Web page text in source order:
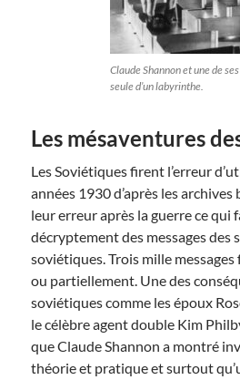
Claude Shannon et une de
seule d’un labyrinthe.
Les mésaventures
Les Soviétiques firent l’erreur
années 1930 d’après les
leur erreur après la guerre ce qui
décryptement des messages des
soviétiques. Trois mille
ou partiellement. Une des
soviétiques comme les époux
le célèbre agent double Kim
que Claude Shannon a montré
théorie et pratique et surtout